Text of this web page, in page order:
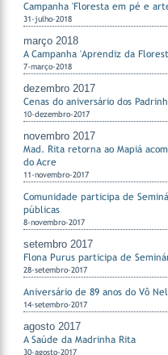
Campanha 'Floresta em pé e
31-julho-2018
março 2018
A Campanha 'Aprendiz da
7-março-2018
dezembro 2017
Cenas do aniversário dos
10-dezembro-2017
novembro 2017
Mad. Rita retorna ao Mapiá
do Acre
11-novembro-2017
Comunidade participa de
públicas
8-novembro-2017
setembro 2017
Flona Purus participa de
28-setembro-2017
Aniversário de 89 anos do Vô Nel
14-setembro-2017
agosto 2017
A Saúde da Madrinha Rita
30-agosto-2017